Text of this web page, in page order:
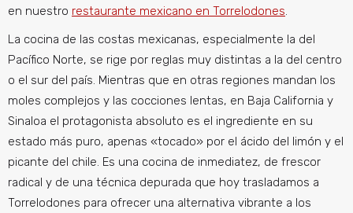
en nuestro restaurante mexicano en Torrelodones.
La cocina de las costas mexicanas, especialmente la del
Pacífico Norte, se rige por reglas muy distintas a la del centro
o el sur del país. Mientras que en otras regiones mandan los
moles complejos y las cocciones lentas, en Baja California y
Sinaloa el protagonista absoluto es el ingrediente en su
estado más puro, apenas «tocado» por el ácido del limón y el
picante del chile. Es una cocina de inmediatez, de frescor
radical y de una técnica depurada que hoy trasladamos a
Torrelodones para ofrecer una alternativa vibrante a los